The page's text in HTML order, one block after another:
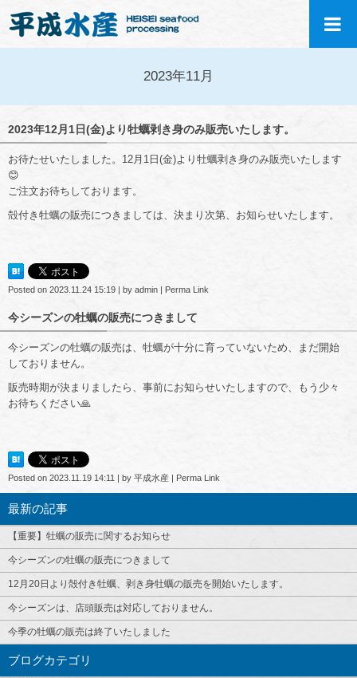
2023年11月
2023年12月1日(金)より牡蠣剥き身のみ販売いたします。
お待たせいたしました。12月1日(金)より牡蠣剥き身のみ販売いたします
😊
ご注文お待ちしております。
殻付き牡蠣の販売につきましては、決まり次第、お知らせいたします。
Posted on 2023.11.24 15:19 | by admin | Perma Link
今シーズンの牡蠣の販売につきまして
今シーズンの牡蠣の販売は、牡蠣が十分に育っていないため、まだ開始
しておりません。
販売時期が決まりましたら、事前にお知らせいたしますので、もう少々
お待ちください🙏
Posted on 2023.11.19 14:11 by 平成水産 Perma Link
最新の記事
【重要】牡蠣の販売に関するお知らせ
今シーズンの牡蠣の販売につきまして
12月20日より殻付き牡蠣、剥き身牡蠣の販売を開始いたします。
今シーズンは、店頭販売は対応しておりません。
今季の牡蠣の販売は終了いたしました
ブログカテゴリ